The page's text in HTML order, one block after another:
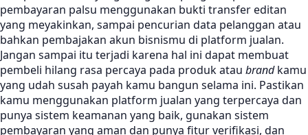
pembayaran palsu menggunakan bukti transfer editan
yang meyakinkan, sampai pencurian data pelanggan atau
bahkan pembajakan akun bisnismu di platform jualan.
Jangan sampai itu terjadi karena hal ini dapat membuat
pembeli hilang rasa percaya pada produk atau brandkamu
yang udah susah payah kamu bangun selama ini. Pastikan
kamu menggunakan platform jualan yang terpercaya dan
punya sistem keamanan yang baik, gunakan sistem
pembayaran yang aman dan punya fitur verifikasi, dan